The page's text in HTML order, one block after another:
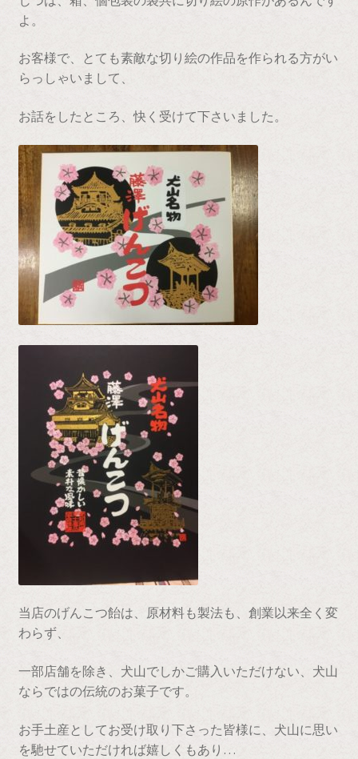
よ。
お客様で、とても素敵な切り絵の作品を作られる方がい
らっしゃいまして、
お話をしたところ、快く受けて下さいました。
当店のげんこつ飴は、原材料も製法も、創業以来全く変
わらず、
一部店舗を除き、犬山でしかご購入いただけない、犬山
ならではの伝統のお菓子です。
お手土産としてお受け取り下さった皆様に、犬山に思い
を馳せていただければ嬉しくもあり…